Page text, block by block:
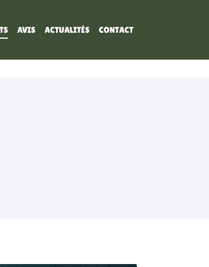
AVIS ACTUALITÉS CONTACT